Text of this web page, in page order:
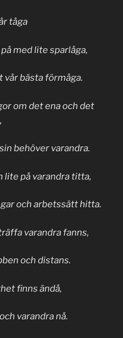
tåga
med lite sparlåga,
vår bästa förmåga.
om det ena och det
behöver varandra.
lite på varandra titta,
och arbetssätt hitta.
varandra fanns,
och distans.
finns ändå,
varandra nå.